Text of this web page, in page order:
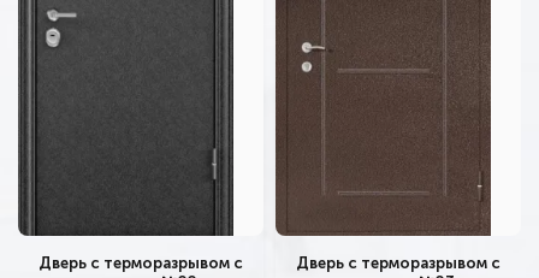
Дверь с терморазрывом с
Дверь с терморазрывом с